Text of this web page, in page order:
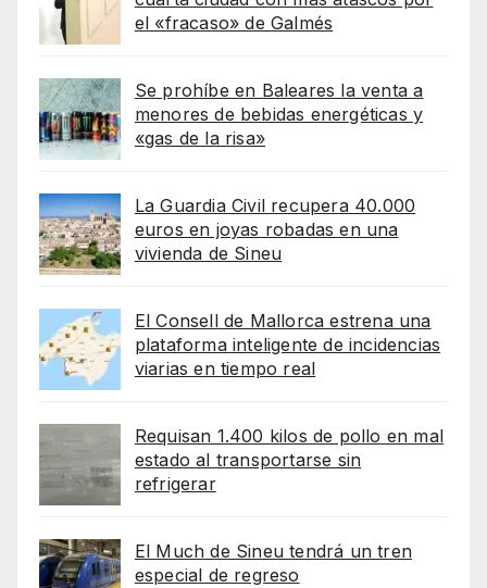
el «fracaso» de Galmés
Se prohíbe en Baleares la venta a
menores de bebidas energéticas y
«gas de la risa»
La Guardia Civil recupera 40.000
euros en joyas robadas en una
vivienda de Sineu
El Consell de Mallorca estrena una
plataforma inteligente de incidencias
viarias en tiempo real
Requisan 1.400 kilos de pollo en mal
estado al transportarse sin
refrigerar
El Much de Sineu tendrá un tren
especial de regreso